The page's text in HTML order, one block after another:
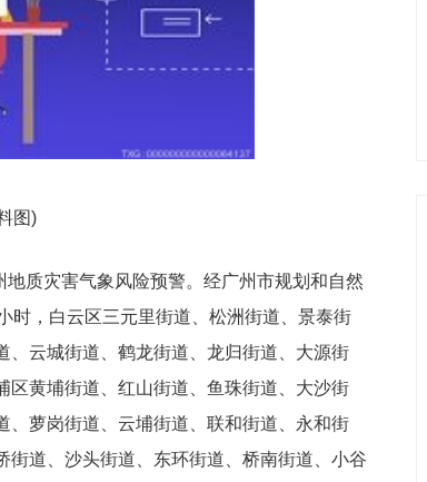
图)
质灾害气象风险预警。经广州市规划和自然
时，白云区三元里街道、松洲街道、景泰街
、云城街道、鹤龙街道、龙归街道、大源街
区黄埔街道、红山街道、鱼珠街道、大沙街
、萝岗街道、云埔街道、联和街道、永和街
道、沙头街道、东环街道、桥南街道、小谷